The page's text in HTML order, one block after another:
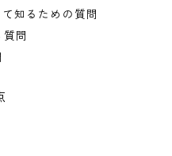
知るための質問
問